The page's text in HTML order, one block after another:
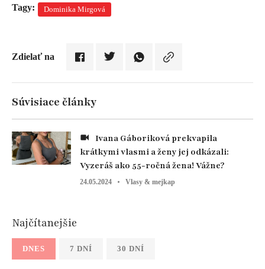
Tagy: Dominika Mirgová
Zdielať na
Súvisiace články
krátkymi vlasmi a ženy jej odkázali:
Vyzeráš ako 55-ročná žena! Vážne?
24.05.2024 Vlasy & mejkap
Najčítanejšie
DNES 7 DNÍ 30 DNÍ